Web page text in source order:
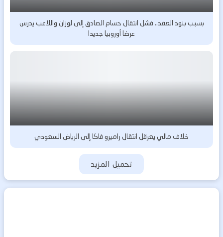
بسبب بنود العقد.. فشل انتقال حسام الصادق إلى لوزان واللاعب يدرس
عرضا أوروبيا جديدا
خلاف مالي يعرقل انتقال راميرو فاكا إلى الرياض السعودي
تحميل المزيد